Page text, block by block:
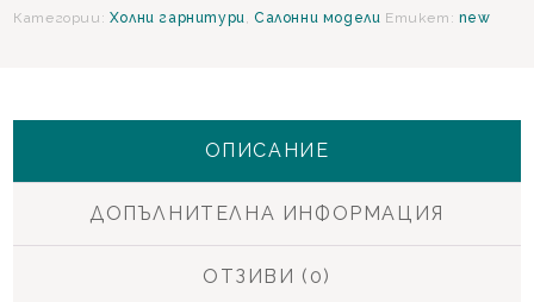
Категории: Холни гарнитури ,Салонни модели Етикет: new
ОПИСАНИЕ
ДОПЪЛНИТЕЛНА ИНФОРМАЦИЯ
ОТЗИВИ (0)